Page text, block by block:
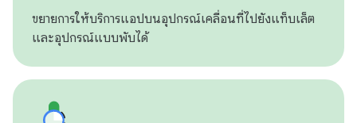
ขยายการให้บริการแอปบนอุปกรณ์เคลื่อนที่ไปยังแท็บเล็ต
และอุปกรณ์แบบพับได้